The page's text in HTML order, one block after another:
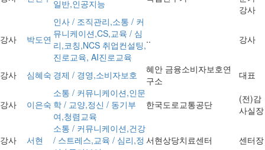
일반,인공지능
강사
강사 박도연
인사 / 조직관리,소통 / 커
뮤니케이션,CS,교육 / 심
리,코칭,NCS 취업컨설팅,
진로교육, AI진로교육
.. 강사
강사 심혜숙 경제 / 경영,소비자보호
혜안 금융소비자보호연
구소
대표
강사 이은숙
소통 / 커뮤니케이션,인문
학 / 교양,정신 / 동기부
여,청렴교육
한국도로교통공단
(전)감
사실장
강사 서현
소통 / 커뮤니케이션,건강
/ 스트레스,교육 / 심리,정 서현상당치료센터 센터장